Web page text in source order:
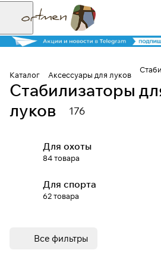
Каталог Аксессуары для луков
Стабилизаторы
луков
176
Для охоты
84 товара
Для спорта
62 товара
Все фильтры
Для клиентов всех банков
оплату на части
Сегодня
Добавляйте товары